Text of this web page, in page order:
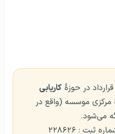
در حوزهٔکاریابی
موسسه (واقع در
می‌شود.
ثبت : ۲۲۸۶۲۶